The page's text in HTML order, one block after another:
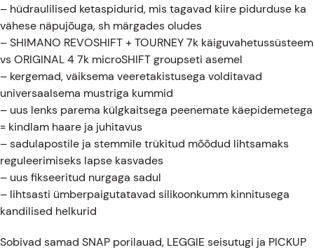
– hüdraulilised ketaspidurid, mis tagavad kiire pidurduse ka
vähese näpujõuga, sh märgades oludes
– SHIMANO REVOSHIFT + TOURNEY 7k käiguvahetussüsteem
vs ORIGINAL 4 7k microSHIFT groupseti asemel
– kergemad, väiksema veeretakistusega volditavad
universaalsema mustriga kummid
– uus lenks parema külgkaitsega peenemate käepidemetega
= kindlam haare ja juhitavus
– sadulapostile ja stemmile trükitud mõõdud lihtsamaks
reguleerimiseks lapse kasvades
– uus fikseeritud nurgaga sadul
– lihtsasti ümberpaigutatavad silikoonkumm kinnitusega
kandilised helkurid
Sobivad samad SNAP porilauad, LEGGIE seisutugi ja PICKUP